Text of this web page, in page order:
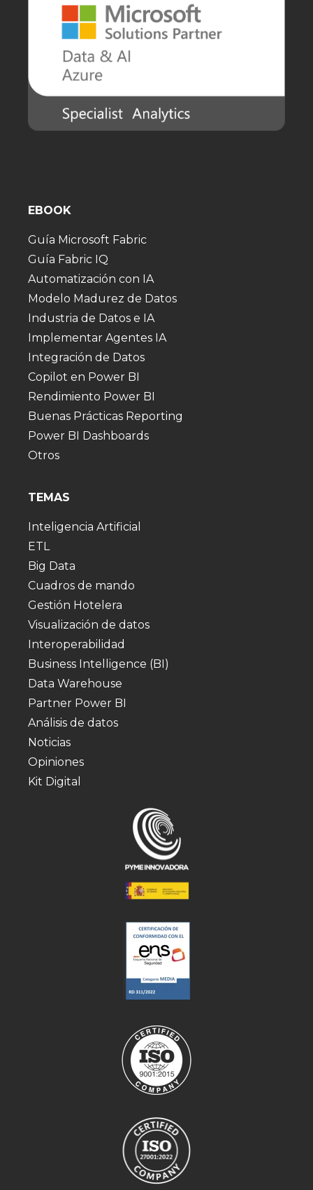
EBOOK
Guía Microsoft Fabric
Guía Fabric IQ
Automatización con IA
Modelo Madurez de Datos
Industria de Datos e IA
Implementar Agentes IA
Integración de Datos
Copilot en Power BI
Rendimiento Power BI
Buenas Prácticas Reporting
Power BI Dashboards
Otros
TEMAS
Inteligencia Artificial
ETL
Big Data
Cuadros de mando
Gestión Hotelera
Visualización de datos
Interoperabilidad
Business Intelligence (BI)
Data Warehouse
Partner Power BI
Análisis de datos
Noticias
Opiniones
Kit Digital